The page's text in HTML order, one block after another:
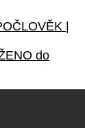
|
do